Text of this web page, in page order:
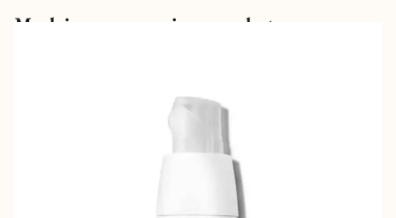
Maak jouw verzorging compleet